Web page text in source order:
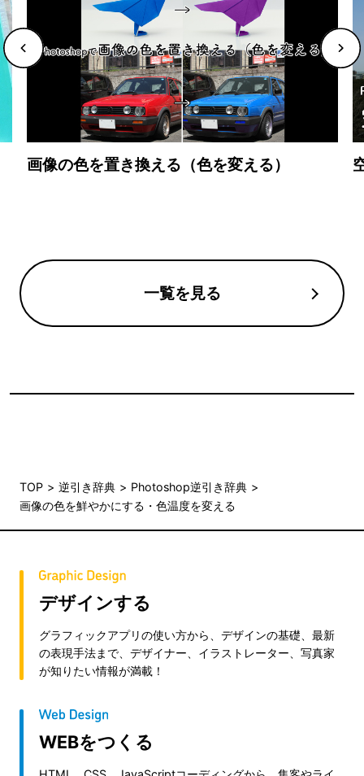
画像の色を置き換える（色を変える）
一覧を見る
TOP 逆引き辞典
Photoshop逆引き辞典
画像の色を鮮やかにする・色温度を変える
デザインする
グラフィックアプリの使い方から、デザインの基礎、最新
の表現手法まで、デザイナー、イラストレーター、写真家
が知りたい情報が満載！
WEBをつくる